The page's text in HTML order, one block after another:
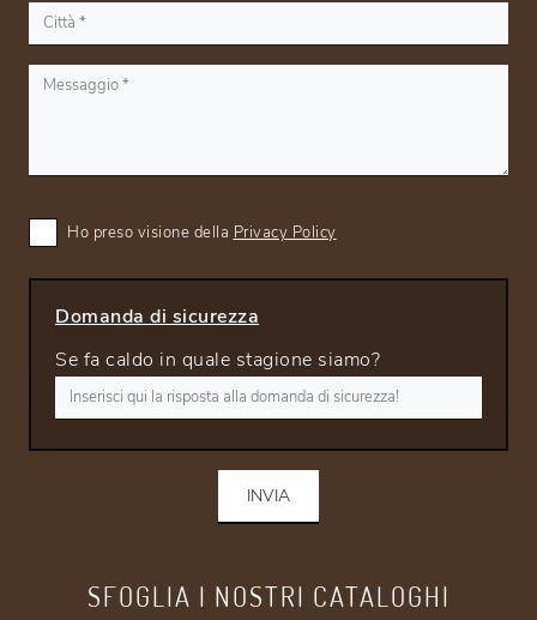
SFOGLIA I NOSTRI CATALOGHI
Ho preso visione della Privacy Policy
Domanda di sicurezza
Se fa caldo in quale stagione siamo?
INVIA